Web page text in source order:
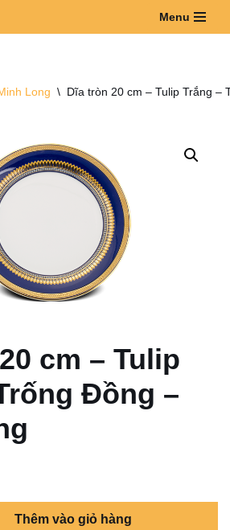
Menu
Long \ Dĩa tròn 20 cm – Tulip Trắng –
cm – Tulip
Đồng –
Thêm vào giỏ hàng